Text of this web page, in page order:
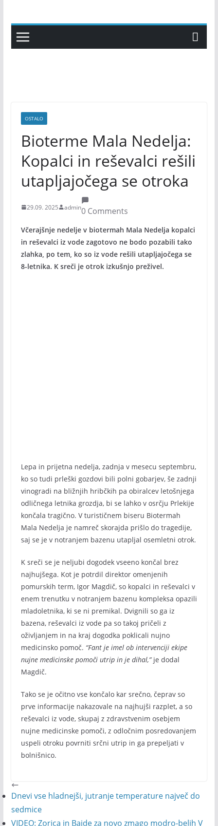
content
OSTALO
Bioterme Mala Nedelja:
Kopalci in reševalci rešili
utapljajočega se otroka
29.09. 2025 admin0 Comments
Včerajšnje nedelje v biotermah Mala Nedelja kopalci
in reševalci iz vode zagotovo ne bodo pozabili tako
zlahka, po tem, ko so iz vode rešili utapljajočega se
8-letnika. K sreči je otrok izkušnjo preživel.
Lepa in prijetna nedelja, zadnja v mesecu septembru,
ko so tudi prleški gozdovi bili polni gobarjev, še zadnji
vinogradi na bližnjih hribčkih pa obiralcev letošnjega
odličnega letnika grozdja, bi se lahko v osrčju Prlekije
končala tragično. V turističnem biseru Biotermah
Mala Nedelja je namreč skorajda prišlo do tragedije,
saj se je v notranjem bazenu utapljal osemletni otrok.
K sreči se je neljubi dogodek vseeno končal brez
najhujšega. Kot je potrdil direktor omenjenih
pomurskih term, Igor Magdič, so kopalci in reševalci v
enem trenutku v notranjem bazenu kompleksa opazili
mladoletnika, ki se ni premikal. Dvignili so ga iz
bazena, reševalci iz vode pa so takoj pričeli z
oživljanjem in na kraj dogodka poklicali nujno
medicinsko pomoč. “Fant je imel ob intervenciji ekipe
nujne medicinske pomoči utrip in je dihal,”je dodal
Magdič.
Tako se je očitno vse končalo kar srečno, čeprav so
prve informacije nakazovale na najhujši razplet, a so
reševalci iz vode, skupaj z zdravstvenim osebjem
nujne medicinske pomoči, z odločnim posredovanjem
uspeli otroku povrniti srčni utrip in ga prepeljati v
bolnišnico.
Dnevi vse hladnejši, jutranje temperature največ do
sedmice
VIDEO: Zorica in Bajde za novo zmago modro-belih V